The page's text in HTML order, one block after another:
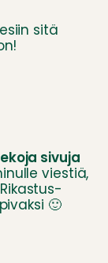
sitä
sivuja
viestiä,
🙂